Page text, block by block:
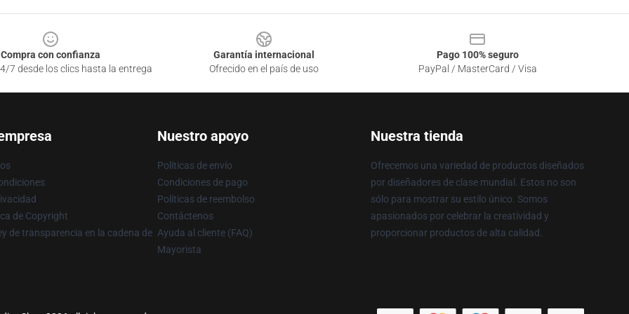
Compra con confianza
7 desde los clics hasta la entrega
Garantía internacional
Ofrecido en el país de uso
Pago 100% seguro
PayPal / MasterCard / Visa
de Copyright
de transparencia en la cadena de
Nuestro apoyo
Políticas de envío
Condiciones de pago
Políticas de reembolso
Contáctenos
Ayuda al cliente (FAQ)
Mayorista
Nuestra tienda
Ofrecemos una variedad de productos diseñados
por diseñadores de clase mundial. Estos no son
sólo para mostrar su estilo único. Somos
apasionados por celebrar la creatividad y
proporcionar productos de alta calidad.